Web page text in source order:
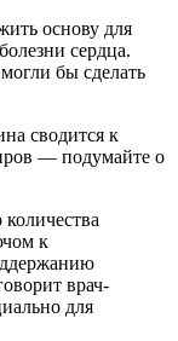
основу для
сердца.
бы сделать
сводится к
— подумайте о
к
врач-
для